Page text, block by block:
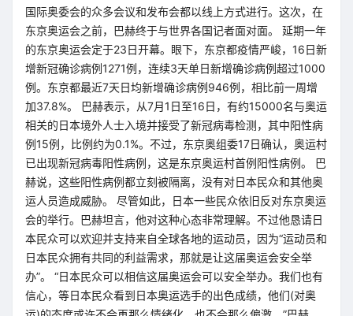
国际奥委会的众多会议和发布会都以线上方式进行。这次，在
东京奥运会之前，巴赫终于与世界各国记者面对面。 延期一年
的东京奥运会定于23日开幕。眼下，东京都疫情严峻，16日新
增新冠确诊病例1271例，连续3天单日新增确诊病例超过1000
例。东京都最近7天日均新增确诊病例946例，相比前一周增
加37.8%。 巴赫表示，从7月1日至16日，有约15000名与奥运
相关的日本境外人士入境并接受了新冠病毒检测，其中阳性病
例15例，比例约为0.1%。不过，东京奥组委17日确认，奥运村
已出现新冠病毒阳性病例，这是东京奥运村首例阳性病例。 巴
赫说，这些阳性病例都立刻被隔离，没有对日本民众和其他奥
运人员造成威胁。 尽管如此，日本一些民众依旧反对东京奥运
会的举行。巴赫坦言，他对这种心态非常理解。不过他恳请日
本民众可以欢迎并支持来自全球各地的运动员，因为“运动员和
日本民众拥有共同的利益需求，那就是让这届奥运会安全举
办”。 “日本民众可以相信这届奥运会可以安全举办。我们也有
信心，等日本民众看到日本奥运选手的出色成绩，他们(对奥